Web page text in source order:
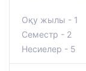
Оқу жылы - 1
Семестр - 2
Несиелер - 5